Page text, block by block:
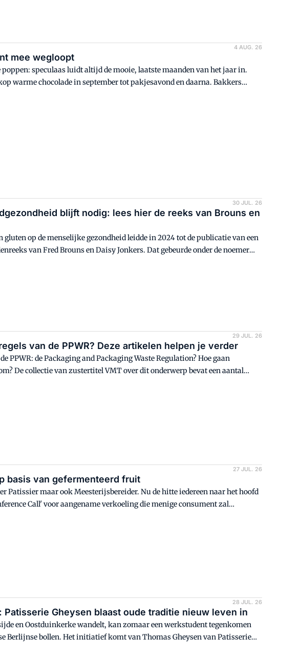
4 AUG. 26
mee wegloopt
speculaas luidt altijd de mooie, laatste maanden van het jaar in.
warme chocolade in september tot pakjesavond en daarna. Bakkers
30 JUL. 26
blijft nodig: lees hier de reeks van Brouns en
gluten op de menselijke gezondheid leidde in 2024 tot de publicatie van een
van Fred Brouns en Daisy Jonkers. Dat gebeurde onder de noemer
29 JUL. 26
van de PPWR? Deze artikelen helpen je verder
PPWR: de Packaging and Packaging Waste Regulation? Hoe gaan
De collectie van zustertitel VMT over dit onderwerp bevat een aantal
27 JUL. 26
basis van gefermenteerd fruit
Patissier maar ook Meesterijsbereider. Nu de hitte iedereen naar het hoofd
Call' voor aangename verkoeling die menige consument zal
28 JUL. 26
Gheysen blaast oude traditie nieuw leven in
en Oostduinkerke wandelt, kan zomaar een werkstudent tegenkomen
Berlijnse bollen. Het initiatief komt van Thomas Gheysen van Patisserie